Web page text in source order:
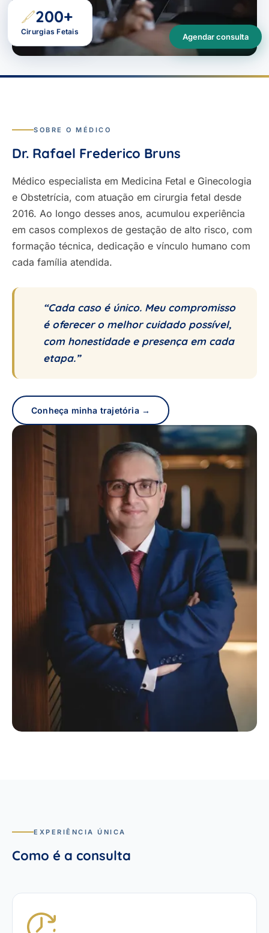
Agendar consulta
200+
Cirurgias Fetais
SOBRE O MÉDICO
Dr. Rafael Frederico Bruns
Médico especialista em Medicina Fetal e Ginecologia
e Obstetrícia, com atuação em cirurgia fetal desde
2016. Ao longo desses anos, acumulou experiência
em casos complexos de gestação de alto risco, com
formação técnica, dedicação e vínculo humano com
cada família atendida.
“Cada caso é único. Meu compromisso
é oferecer o melhor cuidado possível,
com honestidade e presença em cada
etapa.”
Conheça minha trajetória →
EXPERIÊNCIA ÚNICA
Como é a consulta